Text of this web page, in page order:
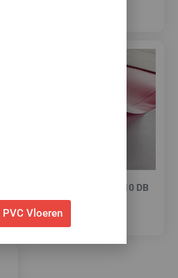
CO-PRO RED-LINE -10 DB
TÜV
€9,95
PVC Vloeren